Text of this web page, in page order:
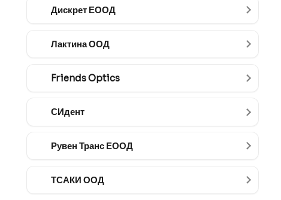
Дискрет ЕООД
Лактина ООД
Friends Optics
СИдент
Рувен Транс ЕООД
ТСАКИ ООД